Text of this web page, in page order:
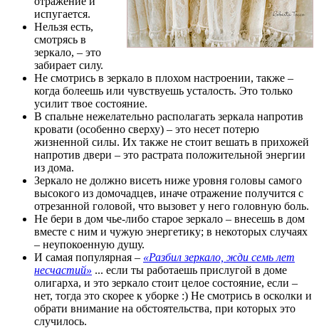
испугается.
Нельзя есть,
смотрясь в
зеркало, – это
забирает силу.
Не смотрись в зеркало в плохом настроении, также –
когда болеешь или чувствуешь усталость. Это только
усилит твое состояние.
В спальне нежелательно располагать зеркала напротив
кровати (особенно сверху) – это несет потерю
жизненной силы. Их также не стоит вешать в прихожей
напротив двери – это растрата положительной энергии
из дома.
Зеркало не должно висеть ниже уровня головы самого
высокого из домочадцев, иначе отражение получится с
отрезанной головой, что вызовет у него головную боль.
Не бери в дом чье-либо старое зеркало – внесешь в дом
вместе с ним и чужую энергетику; в некоторых случаях
– неупокоенную душу.
И самая популярная – «Разбил зеркало, жди семь лет
несчастий» ... если ты работаешь прислугой в доме
олигарха, и это зеркало стоит целое состояние, если –
нет, тогда это скорее к уборке :) Не смотрись в осколки и
обрати внимание на обстоятельства, при которых это
случилось.